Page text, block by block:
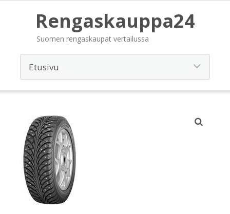
Rengaskauppa24
Suomen rengaskaupat vertailussa